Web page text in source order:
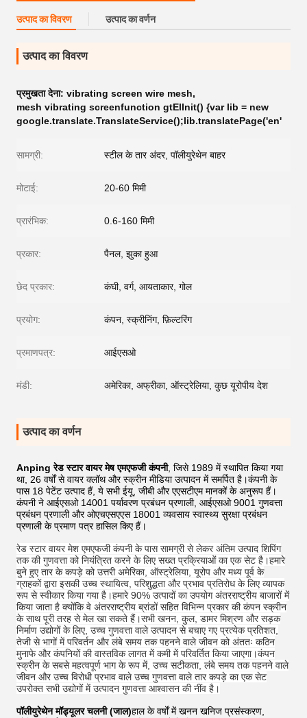
उत्पाद का विवरण उत्पाद का वर्णन
उत्पाद का विवरण
प्रमुखता देना: vibrating screen wire mesh,
mesh vibrating screenfunction gtElInit() {var lib = new
google.translate.TranslateService();lib.translatePage('en'
सामग्री: स्टील के तार अंदर, पॉलीयुरेथेन बाहर
मोटाई: 20-60 मिमी
प्रारंभिक: 0.6-160 मिमी
प्रकार: पैनल, झुका हुआ
छेद प्रकार: कंघी, वर्ग, आयताकार, गोल
प्रयोग: कंपन, स्क्रीनिंग, फ़िल्टरिंग
प्रमाणपत्र: आईएसओ
मंडी: अमेरिका, अफ्रीका, ऑस्ट्रेलिया, कुछ यूरोपीय देश
उत्पाद का वर्णन
Anping रेड स्टार वायर मेष एमएफजी कंपनी, जिसे 1989 में स्थापित किया गया
था, 26 वर्षों से वायर क्लॉथ और स्क्रीन मीडिया उत्पादन में समर्पित है।कंपनी के
पास 18 पेटेंट उत्पाद हैं, ये सभी ईयू, जीबी और एएसटीएम मानकों के अनुरूप हैं।
कंपनी ने आईएसओ 14001 पर्यावरण प्रबंधन प्रणाली, आईएसओ 9001 गुणवत्ता
प्रबंधन प्रणाली और ओएचएसएएस 18001 व्यवसाय स्वास्थ्य सुरक्षा प्रबंधन
प्रणाली के प्रमाण पत्र हासिल किए हैं।
रेड स्टार वायर मेश एमएफजी कंपनी के पास सामग्री से लेकर अंतिम उत्पाद शिपिंग
तक की गुणवत्ता को नियंत्रित करने के लिए सख्त प्रक्रियाओं का एक सेट है।हमारे
बुने हुए तार के कपड़े को उत्तरी अमेरिका, ऑस्ट्रेलिया, यूरोप और मध्य पूर्व के
ग्राहकों द्वारा इसकी उच्च स्थायित्व, परिशुद्धता और प्रभाव प्रतिरोध के लिए व्यापक
रूप से स्वीकार किया गया है।हमारे 90% उत्पादों का उपयोग अंतरराष्ट्रीय बाजारों में
किया जाता है क्योंकि वे अंतरराष्ट्रीय ब्रांडों सहित विभिन्न प्रकार की कंपन स्क्रीन
के साथ पूरी तरह से मेल खा सकते हैं।सभी खनन, कुल, डामर मिश्रण और सड़क
निर्माण उद्योगों के लिए, उच्च गुणवत्ता वाले उत्पादन से बचाए गए प्रत्येक प्रतिशत,
तेजी से भागों में परिवर्तन और लंबे समय तक पहनने वाले जीवन को अंततः कठिन
मुनाफे और कंपनियों की वास्तविक लागत में कमी में परिवर्तित किया जाएगा।कंपन
स्क्रीन के सबसे महत्वपूर्ण भाग के रूप में, उच्च सटीकता, लंबे समय तक पहनने वाले
जीवन और उच्च विरोधी प्रभाव वाले उच्च गुणवत्ता वाले तार कपड़े का एक सेट
उपरोक्त सभी उद्योगों में उत्पादन गुणवत्ता आश्वासन की नींव है।
पॉलीयुरेथेन मॉड्यूलर चलनी (जाल)हाल के वर्षों में खनन खनिज प्रसंस्करण,